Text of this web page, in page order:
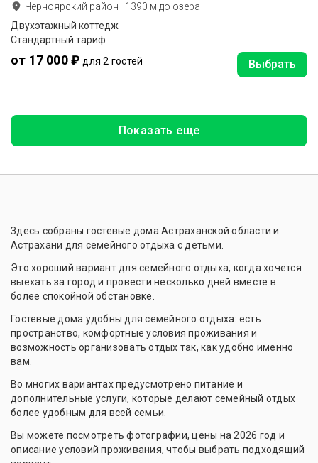
Черноярский район · 1390 м до озера
Двухэтажный коттедж
Стандартный тариф
от 17 000 ₽ для 2 гостей Выбрать
Показать еще
Здесь собраны гостевые дома Астраханской области и
Астрахани для семейного отдыха с детьми.
Это хороший вариант для семейного отдыха, когда хочется
выехать за город и провести несколько дней вместе в
более спокойной обстановке.
Гостевые дома удобны для семейного отдыха: есть
пространство, комфортные условия проживания и
возможность организовать отдых так, как удобно именно
вам.
Во многих вариантах предусмотрено питание и
дополнительные услуги, которые делают семейный отдых
более удобным для всей семьи.
Вы можете посмотреть фотографии, цены на 2026 год и
описание условий проживания, чтобы выбрать подходящий